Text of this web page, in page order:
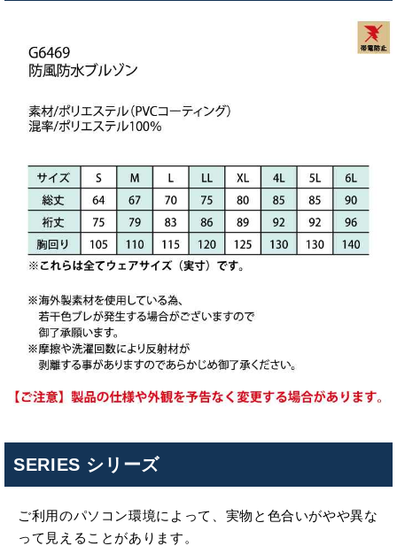
SERIES シリーズ
ご利用のパソコン環境によって、実物と色合いがやや異な
って見えることがあります。